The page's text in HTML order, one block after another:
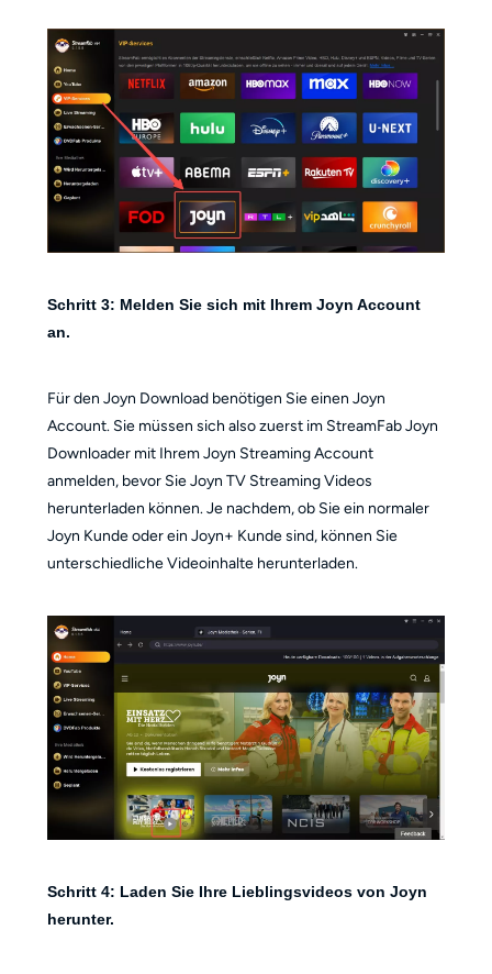
Schritt 3: Melden Sie sich mit Ihrem Joyn Account
an.
Für den Joyn Download benötigen Sie einen Joyn
Account. Sie müssen sich also zuerst im StreamFab Joyn
Downloader mit Ihrem Joyn Streaming Account
anmelden, bevor Sie Joyn TV Streaming Videos
herunterladen können. Je nachdem, ob Sie ein normaler
Joyn Kunde oder ein Joyn+ Kunde sind, können Sie
unterschiedliche Videoinhalte herunterladen.
Schritt 4: Laden Sie Ihre Lieblingsvideos von Joyn
herunter.